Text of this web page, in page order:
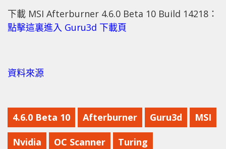
下載 MSI Afterburner 4.6.0 Beta 10 Build 14218：
點擊這裏進入 Guru3d 下載頁
資料來源
4.6.0 Beta 10 Afterburner Guru3d MSI
Nvidia OC Scanner Turing